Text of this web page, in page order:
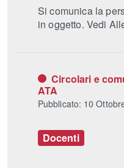
Si comunica la
in oggetto. Vedi
Circolari e
ATA
Pubblicato: 10
Docenti